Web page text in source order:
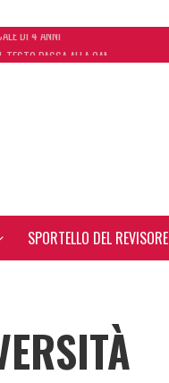
PASSA ALLA CAMERA
LEGALE CON L’USO
SPORTELLO DEL REVISORE